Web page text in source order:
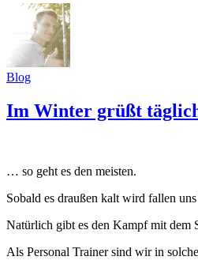
Blog
Im Winter grüßt
… so geht es den meisten.
Sobald es draußen kalt wird fallen
Natürlich gibt es den Kampf mit dem
Als Personal Trainer sind wir in